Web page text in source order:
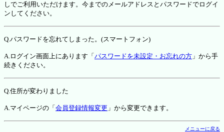
しでご利用いただけます。今までのメールアドレスとパスワードでログイ
ンしてください。
Q.パスワードを忘れてしまった。(スマートフォン)
A.ログイン画面上にあります「 パスワードを未設定・お忘れの方 」から手
続きください。
Q.住所が変わりました
A.マイページの「 会員登録情報変更 」から変更できます。
メニューに戻る